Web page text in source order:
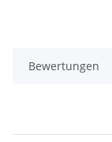
Bewertungen